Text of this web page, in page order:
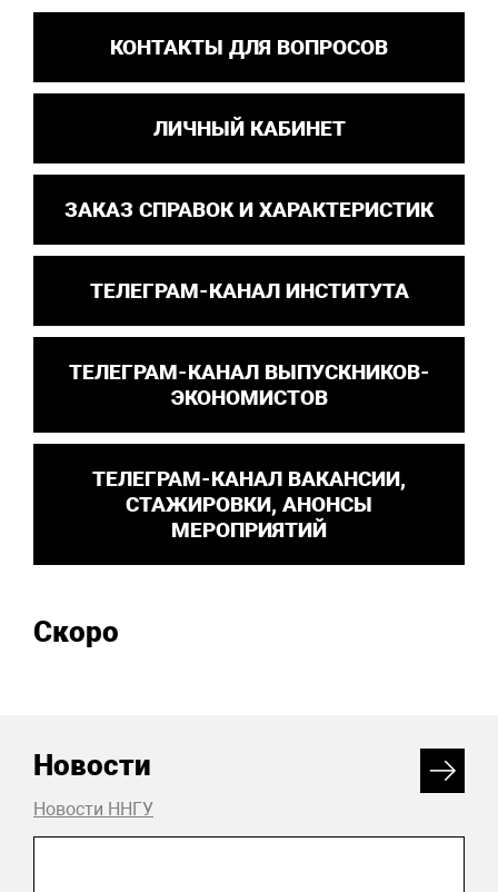
КОНТАКТЫ ДЛЯ ВОПРОСОВ
ЛИЧНЫЙ КАБИНЕТ
ЗАКАЗ СПРАВОК И ХАРАКТЕРИСТИК
ТЕЛЕГРАМ-КАНАЛ ИНСТИТУТА
ТЕЛЕГРАМ-КАНАЛ ВЫПУСКНИКОВ-
ЭКОНОМИСТОВ
ТЕЛЕГРАМ-КАНАЛ ВАКАНСИИ,
СТАЖИРОВКИ, АНОНСЫ
МЕРОПРИЯТИЙ
Скоро
Новости
Новости ННГУ